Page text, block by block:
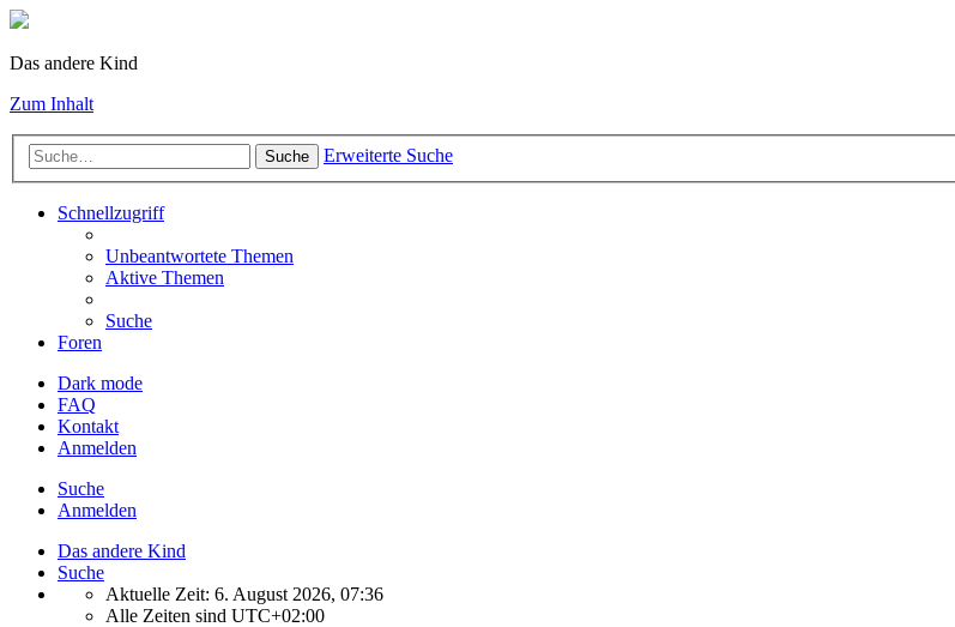
Das andere Kind
Zum Inhalt
Suche Erweiterte Suche
Schnellzugriff
Unbeantwortete Themen
Aktive Themen
Suche
Foren
Dark mode
FAQ
Kontakt
Anmelden
Suche
Anmelden
Das andere Kind
Suche
Aktuelle Zeit: 6. August 2026, 07:36
Alle Zeiten sind UTC+02:00